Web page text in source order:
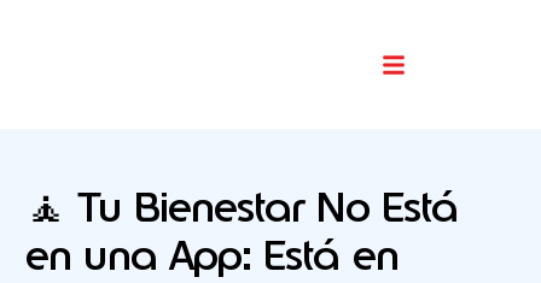
🧘 Tu Bienestar No Está
en una App: Está en